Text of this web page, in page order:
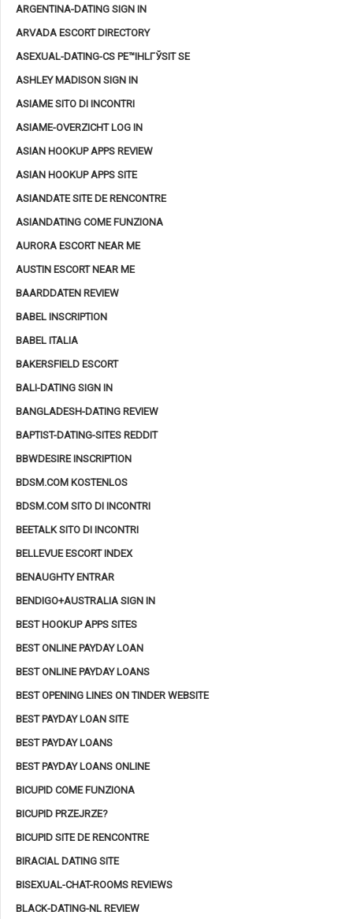
ARGENTINA-DATING SIGN IN
ARVADA ESCORT DIRECTORY
ASEXUAL-DATING-CS PЕ™IHLГЎSIT SE
ASHLEY MADISON SIGN IN
ASIAME SITO DI INCONTRI
ASIAME-OVERZICHT LOG IN
ASIAN HOOKUP APPS REVIEW
ASIAN HOOKUP APPS SITE
ASIANDATE SITE DE RENCONTRE
ASIANDATING COME FUNZIONA
AURORA ESCORT NEAR ME
AUSTIN ESCORT NEAR ME
BAARDDATEN REVIEW
BABEL INSCRIPTION
BABEL ITALIA
BAKERSFIELD ESCORT
BALI-DATING SIGN IN
BANGLADESH-DATING REVIEW
BAPTIST-DATING-SITES REDDIT
BBWDESIRE INSCRIPTION
BDSM.COM KOSTENLOS
BDSM.COM SITO DI INCONTRI
BEETALK SITO DI INCONTRI
BELLEVUE ESCORT INDEX
BENAUGHTY ENTRAR
BENDIGO+AUSTRALIA SIGN IN
BEST HOOKUP APPS SITES
BEST ONLINE PAYDAY LOAN
BEST ONLINE PAYDAY LOANS
BEST OPENING LINES ON TINDER WEBSITE
BEST PAYDAY LOAN SITE
BEST PAYDAY LOANS
BEST PAYDAY LOANS ONLINE
BICUPID COME FUNZIONA
BICUPID PRZEJRZE?
BICUPID SITE DE RENCONTRE
BIRACIAL DATING SITE
BISEXUAL-CHAT-ROOMS REVIEWS
BLACK-DATING-NL REVIEW